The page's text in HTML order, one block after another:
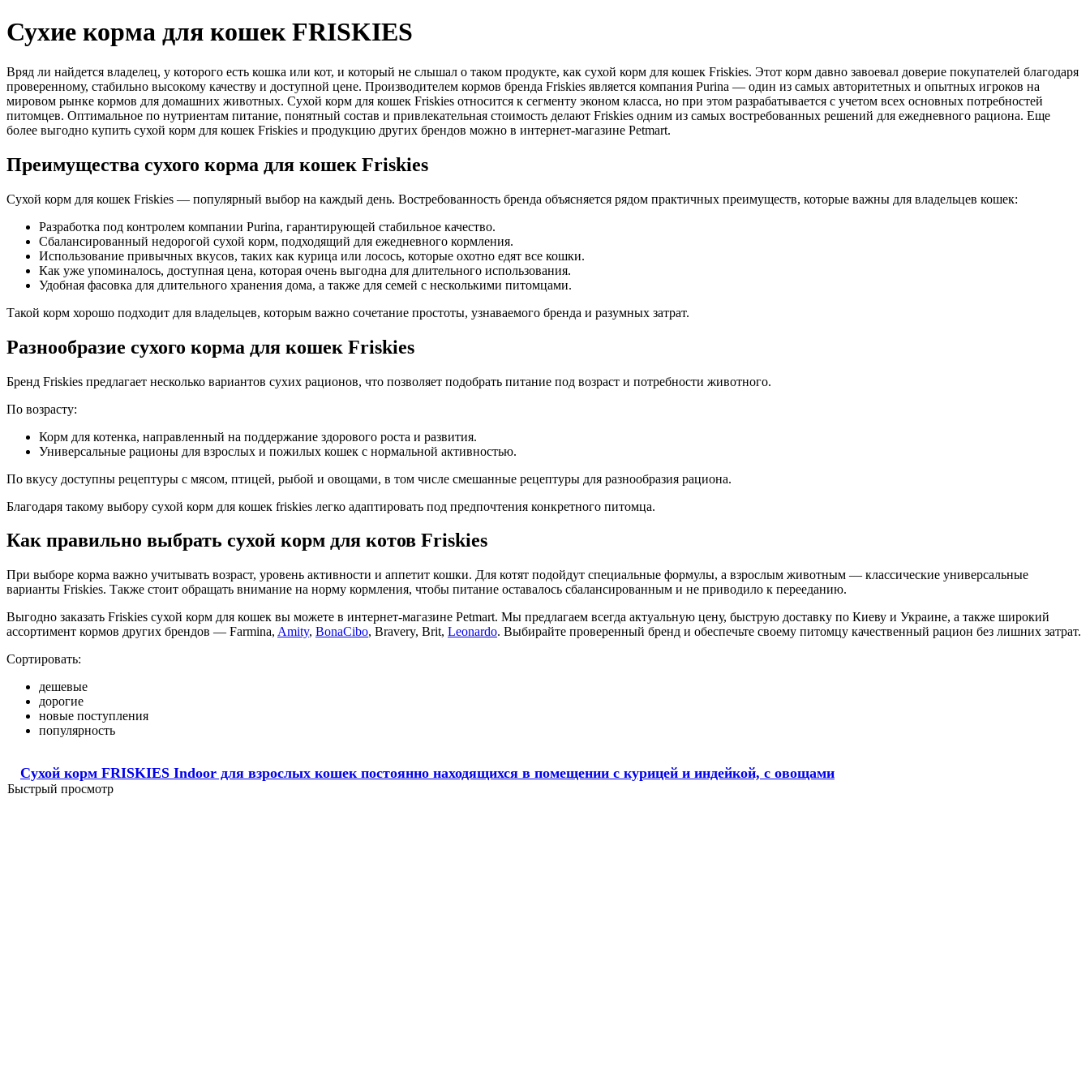
Сухие корма для кошек FRISKIES
Вряд ли найдется владелец, у которого есть кошка или кот, и который не слышал о таком продукте, как сухой корм для кошек Friskies. Этот корм давно завоевал доверие покупателей благодаря
проверенному, стабильно высокому качеству и доступной цене. Производителем кормов бренда Friskies является компания Purina — один из самых авторитетных и опытных игроков на
мировом рынке кормов для домашних животных. Сухой корм для кошек Friskies относится к сегменту эконом класса, но при этом разрабатывается с учетом всех основных потребностей
питомцев. Оптимальное по нутриентам питание, понятный состав и привлекательная стоимость делают Friskies одним из самых востребованных решений для ежедневного рациона. Еще
более выгодно купить сухой корм для кошек Friskies и продукцию других брендов можно в интернет-магазине Petmart.
Преимущества сухого корма для кошек Friskies
Сухой корм для кошек Friskies — популярный выбор на каждый день. Востребованность бренда объясняется рядом практичных преимуществ, которые важны для владельцев кошек:
Разработка под контролем компании Purina, гарантирующей стабильное качество.
Сбалансированный недорогой сухой корм, подходящий для ежедневного кормления.
Использование привычных вкусов, таких как курица или лосось, которые охотно едят все кошки.
Как уже упоминалось, доступная цена, которая очень выгодна для длительного использования.
Удобная фасовка для длительного хранения дома, а также для семей с несколькими питомцами.
Такой корм хорошо подходит для владельцев, которым важно сочетание простоты, узнаваемого бренда и разумных затрат.
Разнообразие сухого корма для кошек Friskies
Бренд Friskies предлагает несколько вариантов сухих рационов, что позволяет подобрать питание под возраст и потребности животного.
По возрасту:
Корм для котенка, направленный на поддержание здорового роста и развития.
Универсальные рационы для взрослых и пожилых кошек с нормальной активностью.
По вкусу доступны рецептуры с мясом, птицей, рыбой и овощами, в том числе смешанные рецептуры для разнообразия рациона.
Благодаря такому выбору сухой корм для кошек friskies легко адаптировать под предпочтения конкретного питомца.
Как правильно выбрать сухой корм для котов Friskies
При выборе корма важно учитывать возраст, уровень активности и аппетит кошки. Для котят подойдут специальные формулы, а взрослым животным — классические универсальные
варианты Friskies. Также стоит обращать внимание на норму кормления, чтобы питание оставалось сбалансированным и не приводило к перееданию.
Выгодно заказать Friskies сухой корм для кошек вы можете в интернет-магазине Petmart. Мы предлагаем всегда актуальную цену, быструю доставку по Киеву и Украине, а также широкий
ассортимент кормов других брендов — Farmina, Amity, BonaCibo, Bravery, Brit, Leonardo. Выбирайте проверенный бренд и обеспечьте своему питомцу качественный рацион без лишних затрат.
Сортировать:
дешевые
дорогие
новые поступления
популярность
Сухой корм FRISKIES Indoor для взрослых кошек постоянно находящихся в помещении с курицей и индейкой, с овощами
Быстрый просмотр